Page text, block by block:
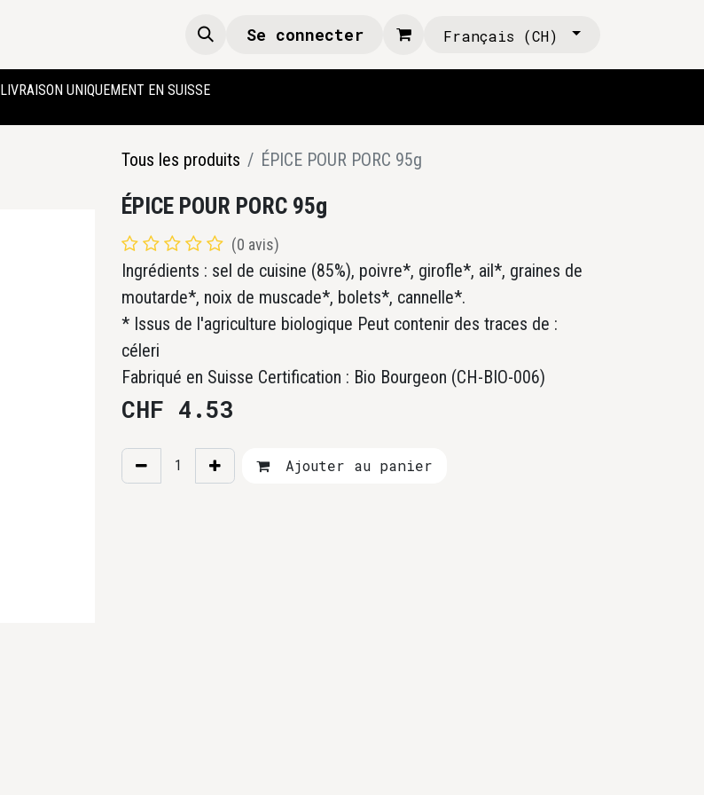
Se connecter Français (CH)
LIVRAISON UNIQUEMENT EN SUISSE
Tous les produits ÉPICE POUR PORC 95g
ÉPICE POUR PORC 95g
(0 avis)
Ingrédients : sel de cuisine (85%), poivre*, girofle*, ail*, graines de
moutarde*, noix de muscade*, bolets*, cannelle*.
* Issus de l'agriculture biologique Peut contenir des traces de :
céleri
Fabriqué en Suisse Certification : Bio Bourgeon (CH-BIO-006)
CHF 4.53
Ajouter au panier